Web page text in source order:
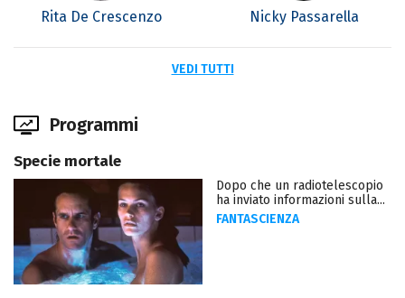
Rita De Crescenzo Nicky Passarella
VEDI TUTTI
Programmi
Specie mortale
Dopo che un radiotelescopio
ha inviato informazioni sulla...
FANTASCIENZA